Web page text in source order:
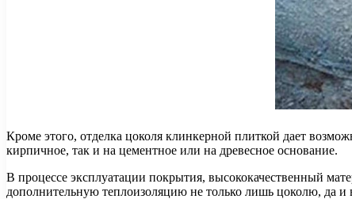
Кроме этого, отделка цоколя клинкерной плиткой дает
кирпичное, так и на цементное или на древесное основание.
В процессе эксплуатации покрытия, высококачественный
дополнительную теплоизоляцию не только лишь цоколю, да и